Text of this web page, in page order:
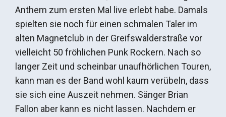
Anthem zum ersten Mal live erlebt habe. Damals
spielten sie noch für einen schmalen Taler im
alten Magnetclub in der Greifswalderstraße vor
vielleicht 50 fröhlichen Punk Rockern. Nach so
langer Zeit und scheinbar unaufhörlichen Touren,
kann man es der Band wohl kaum verübeln, dass
sie sich eine Auszeit nehmen. Sänger Brian
Fallon aber kann es nicht lassen. Nachdem er